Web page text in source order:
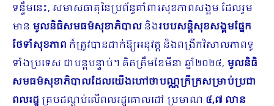
ទន្ទឹមនេះ, សមាសធាតុនៃប្រព័ន្ធគាំពារសុខភាពសង្គម ដែលរួម
មាន មូលនិធិសមធម៌សុខាភិបាលនិងរបបសន្តិសុខសង្គមផ្នែក
ថែទាំសុខភាព ក៏ត្រូវបានដាក់ឱ្យអនុវត្ត និងពង្រីកវិសាលភាពទូ
ទាំងប្រទេស ជាបន្តបន្ទាប់។ គិតត្រឹមខែមីនា ឆ្នាំ២០២៤, មូលនិធិ
សមធម៌សុខាភិបាលដែលយើងហៅថាបណ្ណក្រីក្រសម្រាប់ប្រជា
ពលរដ្ឋ គ្របដណ្តប់លើពលរដ្ឋគោលដៅ ប្រមាណ ៤,៧ លាន